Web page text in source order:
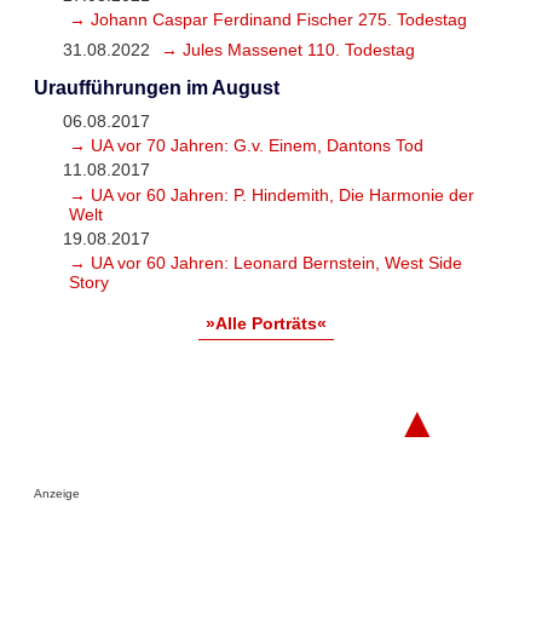
→ Johann Caspar Ferdinand Fischer 275. Todestag
31.08.2022
→ Jules Massenet 110. Todestag
Uraufführungen im August
06.08.2017
→ UA vor 70 Jahren: G.v. Einem, Dantons Tod
11.08.2017
→ UA vor 60 Jahren: P. Hindemith, Die Harmonie der
Welt
19.08.2017
→ UA vor 60 Jahren: Leonard Bernstein, West Side
Story
»Alle Porträts«
▲
Anzeige